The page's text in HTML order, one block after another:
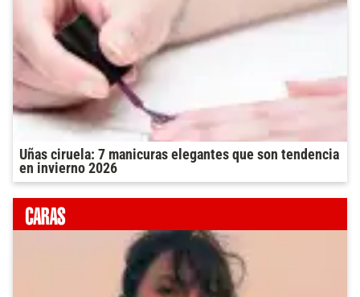
Uñas ciruela: 7 manicuras elegantes que son tendencia
en invierno 2026